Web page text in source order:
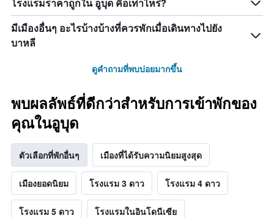
โรงแรมราคาถูกใน อูบุด คือเท่าไหร่?
มีเมืองอื่นๆ อะไรบ้างบ้างที่ควรพักเมื่อเดินทางไปยัง
บาหลี
ดูคำถามที่พบบ่อยมากขึ้น
พบผลลัพธ์ที่ดีกว่าสำหรับการเข้าพักของ
คุณในอูบุด
ตัวเลือกที่พักอื่นๆ เมืองที่ได้รับความนิยมสูงสุด
เมืองยอดนิยม โรงแรม 3 ดาว โรงแรม 4 ดาว
โรงแรม 5 ดาว โรงแรมในอินโดนีเซีย